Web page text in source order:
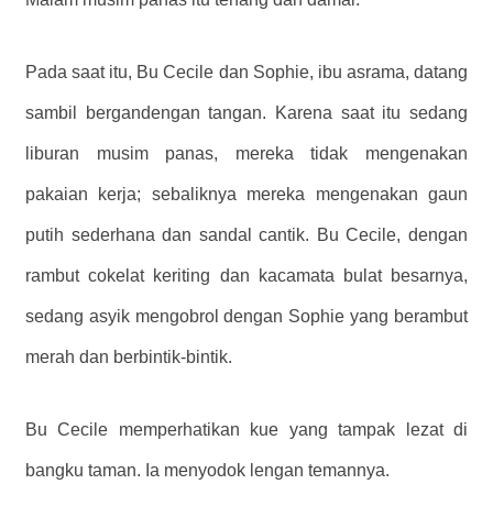
Pada saat itu, Bu Cecile dan Sophie, ibu asrama, datang
sambil bergandengan tangan. Karena saat itu sedang
liburan musim panas, mereka tidak mengenakan
pakaian kerja; sebaliknya mereka mengenakan gaun
putih sederhana dan sandal cantik. Bu Cecile, dengan
rambut cokelat keriting dan kacamata bulat besarnya,
sedang asyik mengobrol dengan Sophie yang berambut
merah dan berbintik-bintik.
Bu Cecile memperhatikan kue yang tampak lezat di
bangku taman. Ia menyodok lengan temannya.